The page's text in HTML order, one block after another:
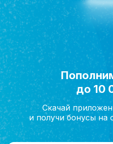
до 10
Скачай
и получи бонусы на